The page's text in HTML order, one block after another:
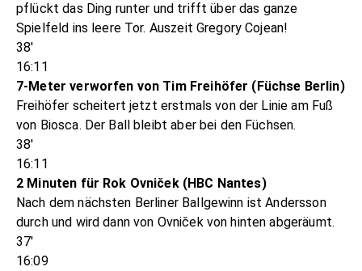
pflückt das Ding runter und trifft über das ganze
Spielfeld ins leere Tor. Auszeit Gregory Cojean!
38'
16:11
7-Meter verworfen von Tim Freihöfer (Füchse Berlin)
Freihöfer scheitert jetzt erstmals von der Linie am Fuß
von Biosca. Der Ball bleibt aber bei den Füchsen.
38'
16:11
2 Minuten für Rok Ovniček (HBC Nantes)
Nach dem nächsten Berliner Ballgewinn ist Andersson
durch und wird dann von Ovniček von hinten abgeräumt.
37'
16:09